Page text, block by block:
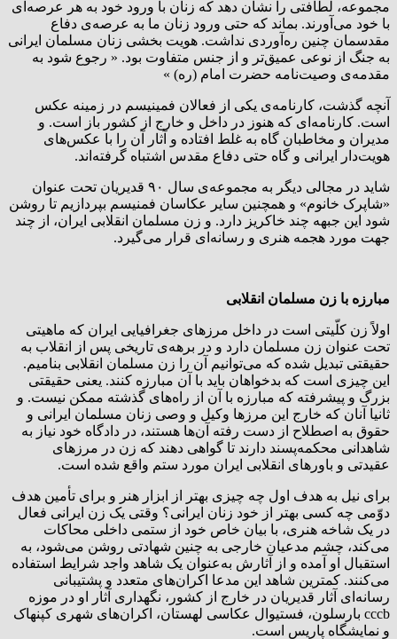
مجموعه، لطافتی را نشان دهد که زنان با ورود خود به هر عرصه‌ای
با خود می‌آورند. بماند که حتی ورود زنان ما به عرصه‌ی دفاع
مقدسمان چنین ره‌آوردی نداشت. هویت بخشی زنان مسلمان ایرانی
به جنگ از نوعی عمیق‌تر و از جنس متفاوت بود. « رجوع شود به
مقدمه‌ی وصیت‌نامه حضرت امام (ره) »
آنچه گذشت، کارنامه‌ی یکی از فعالان فمینیسم در زمینه عکس
است. کارنامه‌ای که هنوز در داخل و خارج از کشور باز است. و
مدیران و مخاطبان گاه به غلط افتاده و آثار آن را با عکس‌های
هویت‌دار ایرانی و گاه حتی دفاع مقدس اشتباه گرفته‌اند.
شاید در مجالی دیگر به مجموعه‌ی سال ۹۰ قدیریان تحت عنوان
«شاپرک خانوم» و همچنین سایر عکاسان فمنیسم بپردازیم تا روشن
شود این جبهه چند خاکریز دارد. و زن مسلمان انقلابی ایران، از چند
جهت مورد هجمه هنری و رسانه‌ای قرار می‌گیرد.
مبارزه با زن مسلمان انقلابی
اولاً زن کلّیتی است در داخل مرزهای جغرافیایی ایران که ماهیتی
تحت عنوان زن مسلمان دارد و در برهه‌ی تاریخی پس از انقلاب به
حقیقتی تبدیل شده که می‌توانیم آن را زن مسلمان انقلابی بنامیم.
این چیزی است که بدخواهان باید با آن مبارزه کنند. یعنی حقیقتی
بزرگ و پیشرفته که مبارزه با آن از راه‌های گذشته ممکن نیست. و
ثانیا آنان که خارج این مرزها وکیل و وصی زنان مسلمان ایرانی و
حقوق به اصطلاح از دست رفته آن‌ها هستند، در دادگاه خود نیاز به
شاهدانی محکمه‌پسند دارند تا گواهی دهند که زن در مرزهای
عقیدتی و باورهای انقلابی ایران مورد ستم واقع شده است.
برای نیل به هدف اول چه چیزی بهتر از ابزار هنر و برای تأمین هدف
دوّمی چه کسی بهتر از خود زنان ایرانی؟ وقتی یک زن ایرانی فعال
در یک شاخه هنری، با بیان خاص خود از ستمی داخلی محاکات
می‌کند، چشم مدعیان خارجی به چنین شهادتی روشن می‌شود، به
استقبال او آمده و از آثارش به‌عنوان یک شاهد واجد شرایط استفاده
می‌کنند. کمترین شاهد این مدعا اکران‌های متعدد و پشتیبانی
رسانه‌ای آثار قدیریان در خارج از کشور، نگهداری آثار او در موزه
cccb بارسلون، فستیوال عکاسی لهستان، اکران‌های شهری کپنهاک
و نمایشگاه پاریس است.